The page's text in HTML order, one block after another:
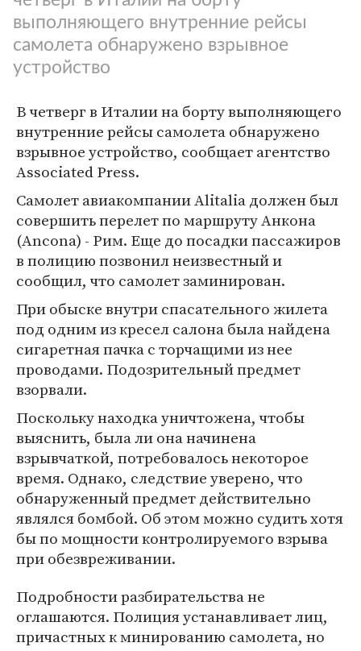
выполняющего внутренние рейсы
самолета обнаружено взрывное
устройство
В четверг в Италии на борту выполняющего
внутренние рейсы самолета обнаружено
взрывное устройство, сообщает агентство
Associated Press.
Самолет авиакомпании Alitalia должен был
совершить перелет по маршруту Анкона
(Ancona) - Рим. Еще до посадки пассажиров
в полицию позвонил неизвестный и
сообщил, что самолет заминирован.
При обыске внутри спасательного жилета
под одним из кресел салона была найдена
сигаретная пачка с торчащими из нее
проводами. Подозрительный предмет
взорвали.
Поскольку находка уничтожена, чтобы
выяснить, была ли она начинена
взрывчаткой, потребовалось некоторое
время. Однако, следствие уверено, что
обнаруженный предмет действительно
являлся бомбой. Об этом можно судить хотя
бы по мощности контролируемого взрыва
при обезвреживании.
Подробности разбирательства не
оглашаются. Полиция устанавливает лиц,
причастных к минированию самолета, но